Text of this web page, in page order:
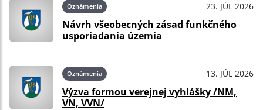
Oznámenia 23. JÚL 2026
Návrh všeobecných zásad funkčného
usporiadania územia
Oznámenia 13. JÚL 2026
Výzva formou verejnej vyhlášky /NM,
VN, VVN/